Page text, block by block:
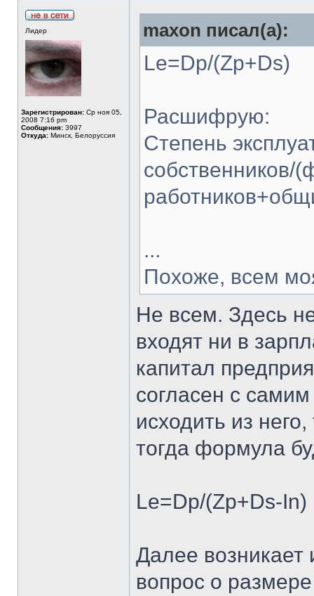
Лидер
Зарегистрирован: Ср ноя 05,
2008 7:16 pm
Сообщения: 3997
Откуда: Минск, Белоруссия
maxon писал(а):
Le=Dp/(Zp+Ds)
Расшифрую:
Степень
собственников/
...
Похоже, всем
Не всем. Здесь
входят ни в
капитал
согласен с
исходить из
тогда формула
Le=Dp/(Zp+Ds-In)
Далее
вопрос о